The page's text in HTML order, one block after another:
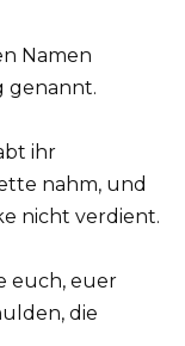
Namen
genannt.
ihr
nahm, und
nicht verdient.
euch, euer
die